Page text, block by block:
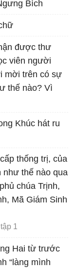
Bích
được thư
viên người
mời trên có sự
thế nào? Vì
Khúc hát ru
thống trị, của
như thế nào qua
chúa Trịnh,
Mã Giám Sinh
1
Hai từ trước
“làng mình